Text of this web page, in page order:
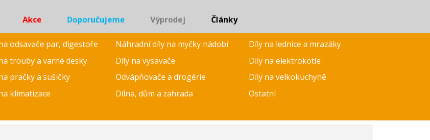
Akce Doporučujeme Výprodej Články
odsavače par, digestoře Náhradní díly na myčky nádobí
Díly na lednice a mrazáky
trouby a varné desky Díly na vysavače
Díly na elektrokotle
pračky a sušičky Odvápňovače a drogérie
Díly na velkokuchyně
klimatizace Dílna, dům a zahrada
Ostatní